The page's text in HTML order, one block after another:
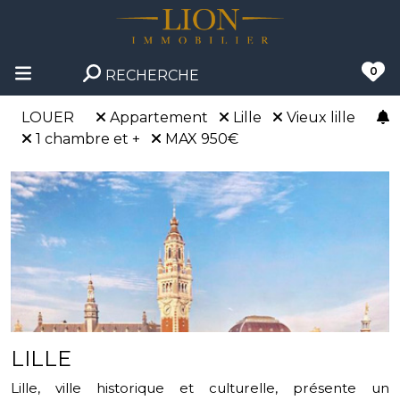
RECHERCHE 0
LOUER Appartement Lille
Vieux lille
1 chambre et +
MAX 950€
LILLE
Lille, ville historique et culturelle, présente un